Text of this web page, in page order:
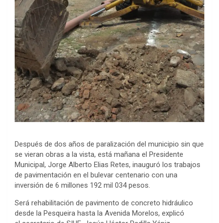
Después de dos años de paralización del municipio sin que
se vieran obras a la vista, está mañana el Presidente
Municipal, Jorge Alberto Elias Retes, inauguró los trabajos
de pavimentación en el bulevar centenario con una
inversión de 6 millones 192 mil 034 pesos.
Será rehabilitación de pavimento de concreto hidráulico
desde la Pesqueira hasta la Avenida Morelos, explicó